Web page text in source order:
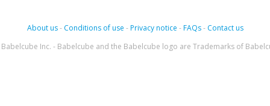
About us- Conditions of use -Privacy notice -FAQs- Contact us
Inc. - Babelcube and the Babelcube logo are Trademarks of